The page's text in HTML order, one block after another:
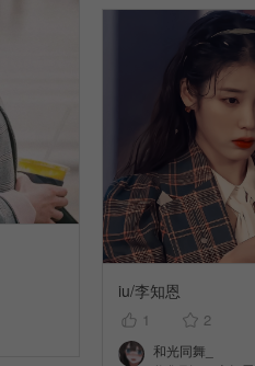
iu/李知恩
1 2
和光同舞_